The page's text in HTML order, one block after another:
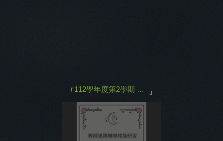
「 112學年度第2學期 教師輔導知能研習 」